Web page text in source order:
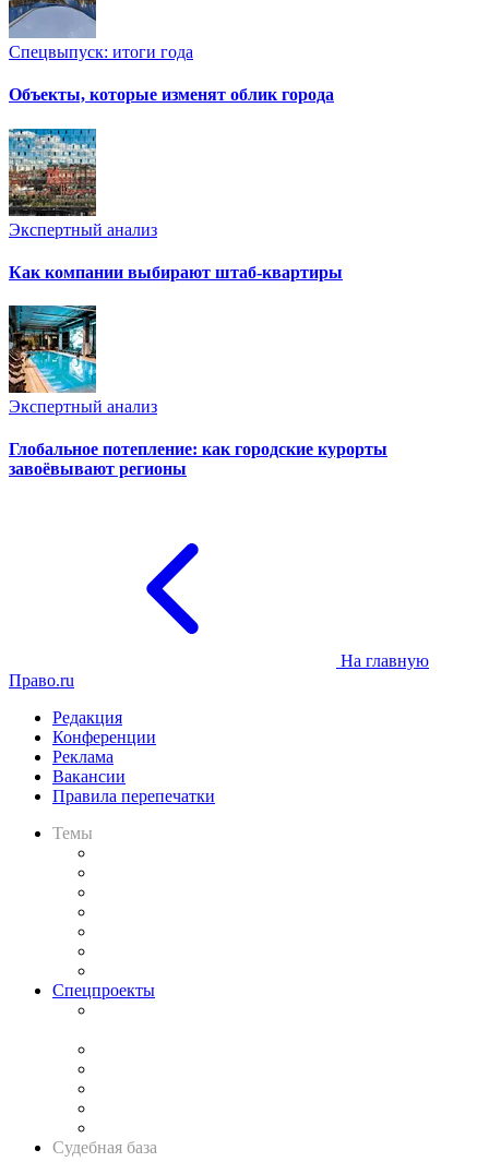
Спецвыпуск: итоги года
Объекты, которые изменят облик города
Экспертный анализ
Как компании выбирают штаб-квартиры
Экспертный анализ
Глобальное потепление: как городские курорты
завоёвывают регионы
На главную
Право.ru
Редакция
Конференции
Реклама
Вакансии
Правила перепечатки
Темы
Спецпроекты
Судебная база